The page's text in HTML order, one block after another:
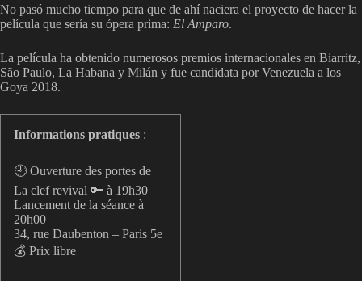
No pasó mucho tiempo para que de ahí naciera el proyecto de hacer la
película que sería su ópera prima: El Amparo.
La película ha obtenido numerosos premios internacionales en Biarritz,
São Paulo, La Habana y Milán y fue candidata por Venezuela a los
Goya 2018.
Informations pratiques :
🕘 Ouverture des portes de
La clef revival 🔑 à 19h30
Lancement de la séance à
20h00
34, rue Daubenton – Paris 5e
💰 Prix libre